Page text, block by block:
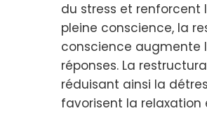
du stress et renforcent
pleine conscience, la
conscience augmente
réponses. La
réduisant ainsi la
favorisent la relaxation